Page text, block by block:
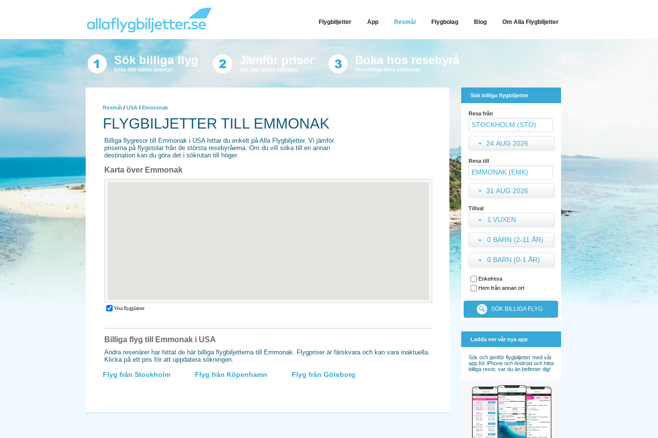
Flygbiljetter App Resmål Flygbolag Blog Om Alla Flygbiljetter
Sök billiga flyg
hitta ditt nästa äventyr
Jämför priser
välj den bästa biljetten
Boka hos resebyrå
förverkliga dina drömmar
Resmål / USA / Emmonak
FLYGBILJETTER TILL EMMONAK
Billiga flygresor till Emmonak i USA hittar du enkelt på Alla Flygbiljetter. Vi jämför
priserna på flygstolar från de största resebyråerna. Om du vill söka till en annan
destination kan du göra det i sökrutan till höger.
Karta över Emmonak
Billiga flyg till Emmonak i USA
Andra resenärer har hittat de här billiga flygbiljetterna till Emmonak. Flygpriser är färskvara och kan vara inaktuella.
Klicka på ett pris för att uppdatera sökningen.
Flyg från Stockholm Flyg från Köpenhamn Flyg från Göteborg
Sök billiga flygbiljetter
Resa från
24 AUG 2026
Resa till
31 AUG 2026
Tillval
1 VUXEN
0 BARN (2-11 ÅR)
0 BARN (0-1 ÅR)
Enkelresa
Hem från annan ort
SÖK BILLIGA FLYG
Ladda ner vår nya app
Sök och jämför flygbiljetter med vår
app för iPhone och Android och hitta
billiga resor, var du än befinner dig!